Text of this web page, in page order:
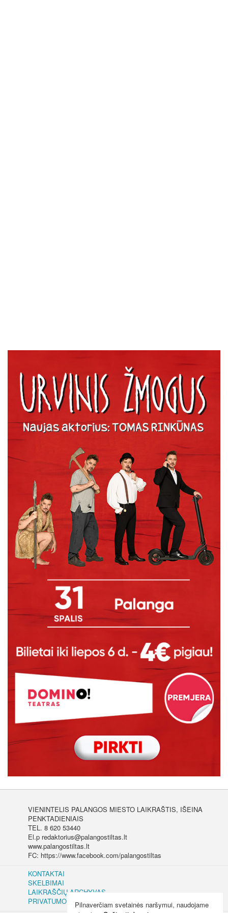
VIENINTELIS PALANGOS MIESTO LAIKRAŠTIS, IŠEINA
PENKTADIENIAIS
TEL. 8 620 53440
El.p redaktorius@palangostiltas.lt
www.palangostiltas.lt
FC: https://www.facebook.com/palangostiltas
KONTAKTAI
SKELBIMAI
LAIKRAŠČIŲ ARCHYVAS
PRIVATUMO IR SLAPUKŲ POLITIKA
Pilnaverčiam svetainės naršymui, naudojame